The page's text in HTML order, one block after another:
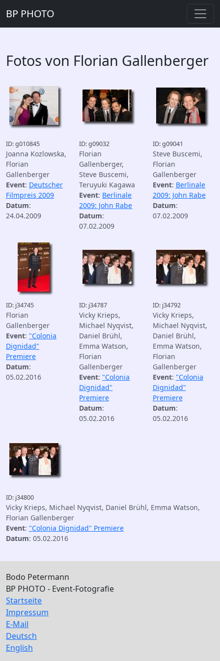
BP PHOTO
Fotos von Florian Gallenberger
ID: g010845
Joanna Kozlowska,
Florian
Gallenberger
Event: Deutscher
Filmpreis 2009
Datum:
24.04.2009
ID: g09032
Florian
Gallenberger,
Steve Buscemi,
Teruyuki Kagawa
Event: Berlinale
2009: John Rabe
Datum:
07.02.2009
ID: g09041
Steve Buscemi,
Florian
Gallenberger
Event: Berlinale
2009: John Rabe
Datum:
07.02.2009
ID: j34745
Florian
Gallenberger
Event: "Colonia
Dignidad"
Premiere
Datum:
05.02.2016
ID: j34787
Vicky Krieps,
Michael Nyqvist,
Daniel Brühl,
Emma Watson,
Florian
Gallenberger
Event: "Colonia
Dignidad"
Premiere
Datum:
05.02.2016
ID: j34792
Vicky Krieps,
Michael Nyqvist,
Daniel Brühl,
Emma Watson,
Florian
Gallenberger
Event: "Colonia
Dignidad"
Premiere
Datum:
05.02.2016
ID: j34800
Vicky Krieps, Michael Nyqvist, Daniel Brühl, Emma Watson,
Florian Gallenberger
Event: "Colonia Dignidad" Premiere
Datum: 05.02.2016
Bodo Petermann
BP PHOTO - Event-Fotografie
Startseite
Impressum
E-Mail
Deutsch
English